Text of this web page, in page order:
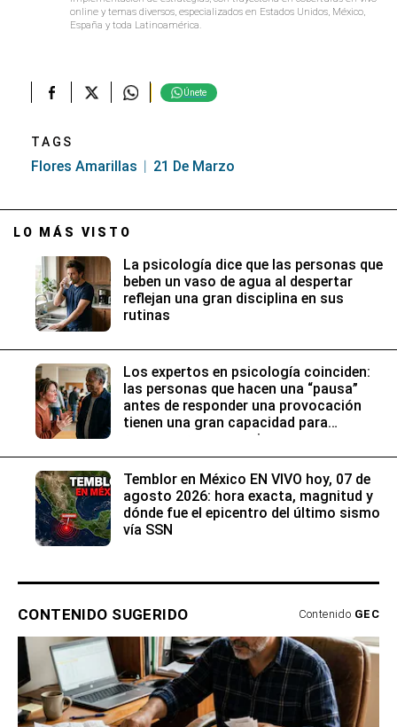
online y temas diversos, especializados en Estados Unidos, México,
España y toda Latinoamérica.
Únete
TAGS
Flores Amarillas 21 De Marzo
LO MÁS VISTO
La psicología dice que las personas que
beben un vaso de agua al despertar
reflejan una gran disciplina en sus
rutinas
Los expertos en psicología coinciden:
las personas que hacen una “pausa”
antes de responder una provocación
tienen una gran capacidad para
reconocer sus emociones
Temblor en México EN VIVO hoy, 07 de
agosto 2026: hora exacta, magnitud y
dónde fue el epicentro del último sismo
vía SSN
CONTENIDO SUGERIDO Contenido GEC